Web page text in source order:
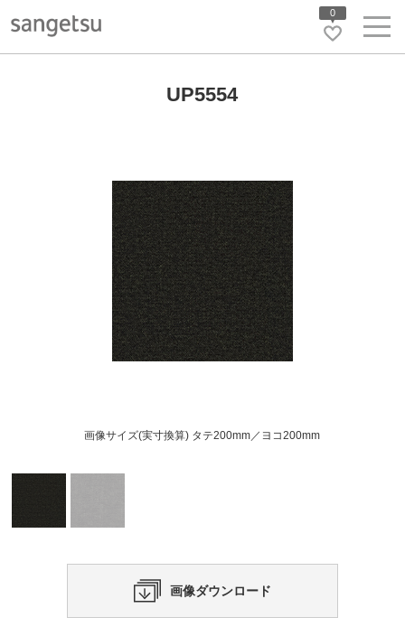
0
UP5554
画像サイズ(実寸換算) タテ200mm／ヨコ200mm
画像ダウンロード